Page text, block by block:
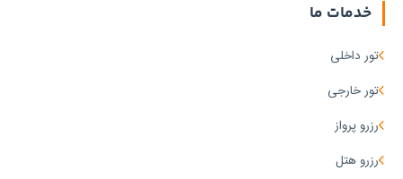
خدمات ما
تور داخلی
تور خارجی
رزرو پرواز
رزرو هتل